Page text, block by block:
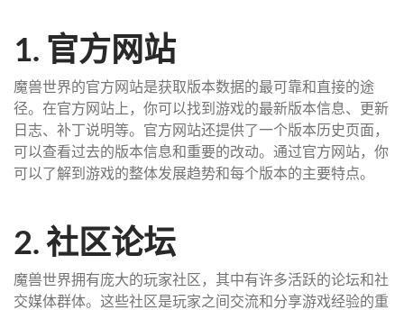
1. 官方网站
魔兽世界的官方网站是获取版本数据的最可靠和直接的途
径。在官方网站上，你可以找到游戏的最新版本信息、更新
日志、补丁说明等。官方网站还提供了一个版本历史页面，
可以查看过去的版本信息和重要的改动。通过官方网站，你
可以了解到游戏的整体发展趋势和每个版本的主要特点。
2. 社区论坛
魔兽世界拥有庞大的玩家社区，其中有许多活跃的论坛和社
交媒体群体。这些社区是玩家之间交流和分享游戏经验的重